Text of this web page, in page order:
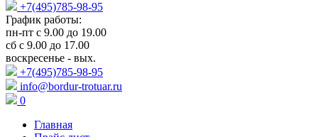
+7(495)785-98-95
График работы:
пн-пт с 9.00 до 19.00
сб с 9.00 до 17.00
воскресенье - вых.
+7(495)785-98-95
info@bordur-trotuar.ru
0
Главная